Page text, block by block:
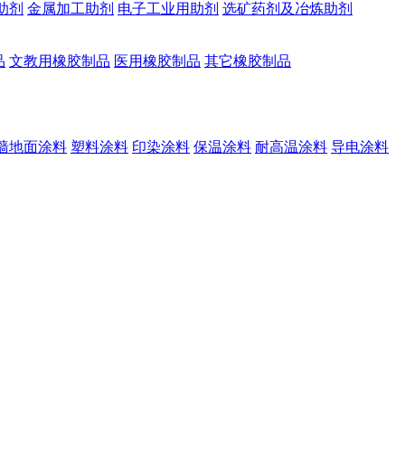
剂 金属加工助剂 电子工业用助剂 选矿药剂及冶炼助剂
文教用橡胶制品 医用橡胶制品 其它橡胶制品
地面涂料 塑料涂料 印染涂料 保温涂料 耐高温涂料 导电涂料